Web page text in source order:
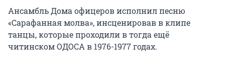
Ансамбль Дома офицеров исполнил песню
«Сарафанная молва», инсценировав в клипе
танцы, которые проходили в тогда ещё
читинском ОДОСА в 1976-1977 годах.